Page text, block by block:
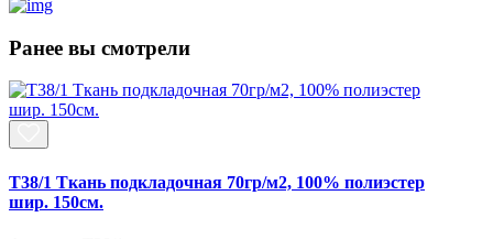
Ранее вы смотрели
T38/1 Ткань подкладочная 70гр/м2, 100% полиэстер
шир. 150см.